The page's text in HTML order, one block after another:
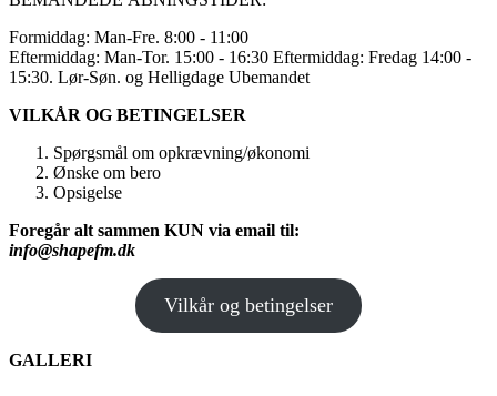
Formiddag: Man-Fre. 8:00 - 11:00
Eftermiddag: Man-Tor. 15:00 - 16:30 Eftermiddag: Fredag 14:00 -
15:30. Lør-Søn. og Helligdage Ubemandet
VILKÅR OG BETINGELSER
Spørgsmål om opkrævning/økonomi
Ønske om bero
Opsigelse
Foregår alt sammen KUN via email til:
info@shapefm.dk
Vilkår og betingelser
GALLERI